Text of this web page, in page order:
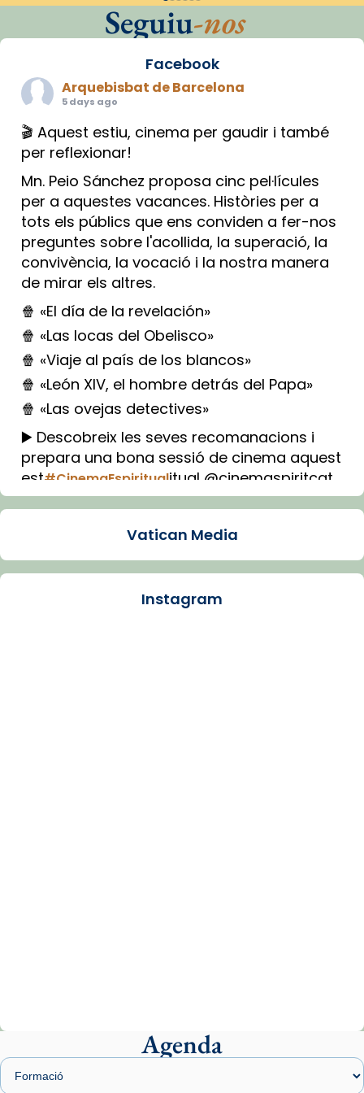
Seguiu-nos
Facebook
Arquebisbat de Barcelona
5 days ago
🎬 Aquest estiu, cinema per gaudir i també
per reflexionar!
Mn. Peio Sánchez proposa cinc pel·lícules
per a aquestes vacances. Històries per a
tots els públics que ens conviden a fer-nos
preguntes sobre l'acollida, la superació, la
convivència, la vocació i la nostra manera
de mirar els altres.
🍿 «El día de la revelación»
🍿 «Las locas del Obelisco»
🍿 «Viaje al país de los blancos»
🍿 «León XIV, el hombre detrás del Papa»
🍿 «Las ovejas detectives»
▶️ Descobreix les seves recomanacions i
prepara una bona sessió de cinema aquest
est#CinemaEspiritualitual @cinemaspiritcat
Imatge: Generada amb IA (OpenAI)
Arquebisbat de Barcelona
presidit aquest 27 de juliol la missa de Les
Santes de Mataró.
🔗
Vatican Media
Instagram
Agenda